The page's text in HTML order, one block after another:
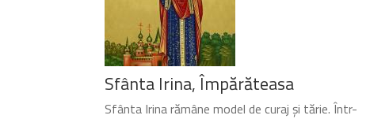
Sfânta Irina, Împărăteasa
Sfânta Irina rămâne model de curaj și tărie. Într-